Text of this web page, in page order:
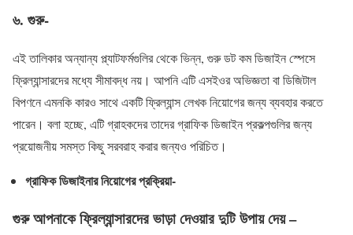
৬. গুরু-
এই তালিকার অন্যান্য প্ল্যাটফর্মগুলির থেকে ভিন্ন, গুরু ডট কম ডিজাইন স্পেসে
ফ্রিল্যান্সারদের মধ্যে সীমাবদ্ধ নয়। আপনি এটি এসইওর অভিজ্ঞতা বা ডিজিটাল
বিপণনে এমনকি কারও সাথে একটি ফ্রিল্যান্স লেখক নিয়োগের জন্য ব্যবহার করতে
পারেন। বলা হচ্ছে, এটি গ্রাহকদের তাদের গ্রাফিক ডিজাইন প্রকল্পগুলির জন্য
প্রয়োজনীয় সমস্ত কিছু সরবরাহ করার জন্যও পরিচিত।
গ্রাফিক ডিজাইনার নিয়োগের প্রক্রিয়া-
গুরু আপনাকে ফ্রিল্যান্সারদের ভাড়া দেওয়ার দুটি উপায় দেয় –